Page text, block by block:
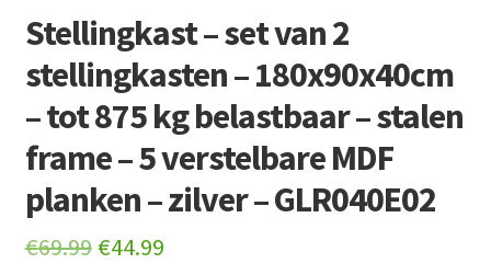
Stellingkast – set van 2
stellingkasten – 180x90x40cm
– tot 875 kg belastbaar – stalen
frame – 5 verstelbare MDF
planken – zilver – GLR040E02
€69.99 Original
€44.99Current